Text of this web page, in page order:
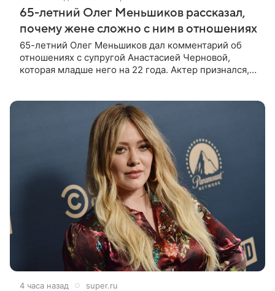
65-летний Олег Меньшиков рассказал,
почему жене сложно с ним в отношениях
65-летний Олег Меньшиков дал комментарий об
отношениях с супругой Анастасией Черновой,
которая младше него на 22 года. Актер признался,
4 часа назад super.ru